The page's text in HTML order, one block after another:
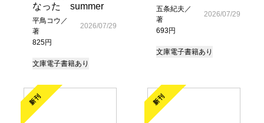
なった summer
平鳥コウ／
著
825円
2026/07/29
文庫電子書籍あり
五条紀夫／
著
693円
2026/07/29
文庫電子書籍あり
新刊 新刊